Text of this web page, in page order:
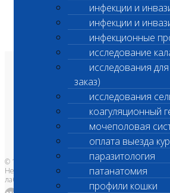
инфекции и
инфекции и
инфекционные
исследование
исследования
заказ)
исследования
коагуляционный
мочеполовая
оплата выезда
паразитология
патанатомия
профили кошки
О лаборатории
Анализы и цены
Ветеринарные центры
Владельцам
Врачам и клиникам
Бланки лаборатории
Банк донорской крови
Адреса лабораторий
© 1996-2026
Независимая ветеринарная
лаборатория Шанс Био